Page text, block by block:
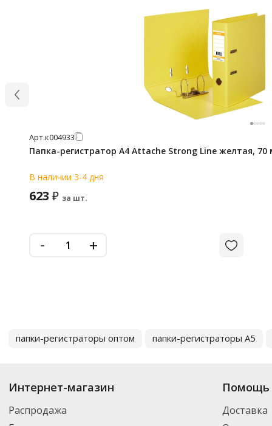
Арт.к004933
Папка-регистратор А4 Attache Strong Line желтая,
В наличии 3-4 дня
623 ₽ за шт.
- +
папки-регистраторы оптом папки-регистраторы А5
Интернет-магазин
Распродажа
Помощь
Доставка